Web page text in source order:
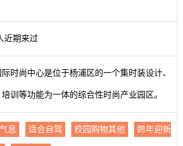
近期来过
际时尚中心是位于杨浦区的一个集时装设计、
训等功能为一体的综合性时尚产业园区。
息 适合自驾 校园购物其他 跨年迎新